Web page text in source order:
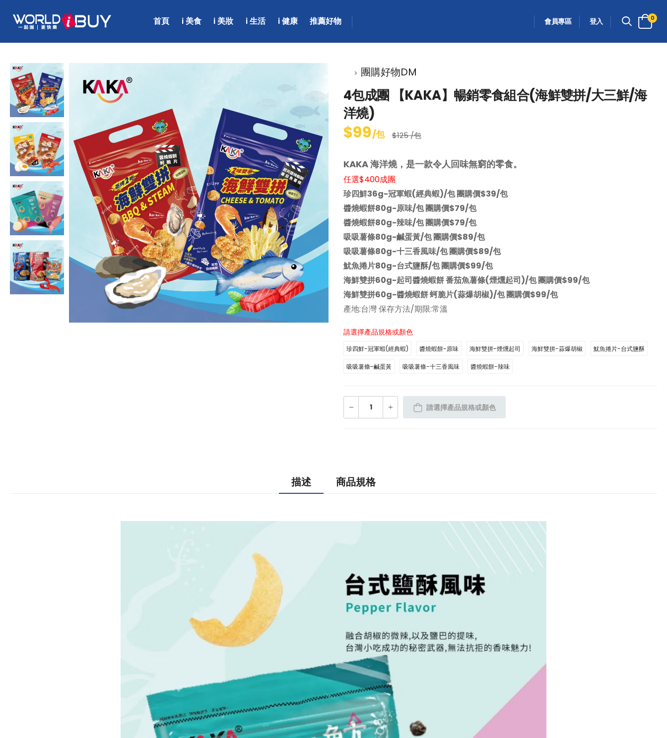
首頁 i 美食 i 美妝 i 生活 i 健康 推薦好物 會員專區 登入 0
團購好物DM
4包成團 【KAKA】暢銷零食組合(海鮮雙拼/大三鮮/海
洋燒)
$99/包 $125 /包
KAKA 海洋燒，是一款令人回味無窮的零食。
任選$400成團
珍四鮮36g-冠軍蝦(經典蝦)/包 團購價$39/包
醬燒蝦餅80g-原味/包 團購價$79/包
醬燒蝦餅80g-辣味/包 團購價$79/包
吸吸薯條80g-鹹蛋黃/包 團購價$89/包
吸吸薯條80g-十三香風味/包 團購價$89/包
魷魚捲片80g-台式鹽酥/包 團購價$99/包
海鮮雙拼60g-起司醬燒蝦餅 番茄魚薯條(煙燻起司)/包 團購價$99/包
海鮮雙拼60g-醬燒蝦餅 蚵脆片(蒜爆胡椒)/包 團購價$99/包
產地:台灣 保存方法/期限:常溫
請選擇產品規格或顏色
珍四鮮-冠軍蝦(經典蝦) 醬燒蝦餅-原味 海鮮雙拼-煙燻起司 海鮮雙拼-蒜爆胡椒 魷魚捲片-台式鹽酥
吸吸薯條-鹹蛋黃 吸吸薯條-十三香風味 醬燒蝦餅-辣味
請選擇產品規格或顏色
描述 商品規格